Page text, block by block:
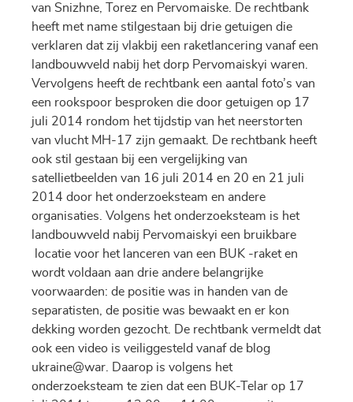
van Snizhne, Torez en Pervomaiske. De rechtbank
heeft met name stilgestaan bij drie getuigen die
verklaren dat zij vlakbij een raketlancering vanaf een
landbouwveld nabij het dorp Pervomaiskyi waren.
Vervolgens heeft de rechtbank een aantal foto’s van
een rookspoor besproken die door getuigen op 17
juli 2014 rondom het tijdstip van het neerstorten
van vlucht MH-17 zijn gemaakt. De rechtbank heeft
ook stil gestaan bij een vergelijking van
satellietbeelden van 16 juli 2014 en 20 en 21 juli
2014 door het onderzoeksteam en andere
organisaties. Volgens het onderzoeksteam is het
landbouwveld nabij Pervomaiskyi een bruikbare
locatie voor het lanceren van een BUK -raket en
wordt voldaan aan drie andere belangrijke
voorwaarden: de positie was in handen van de
separatisten, de positie was bewaakt en er kon
dekking worden gezocht. De rechtbank vermeldt dat
ook een video is veiliggesteld vanaf de blog
ukraine@war. Daarop is volgens het
onderzoeksteam te zien dat een BUK-Telar op 17